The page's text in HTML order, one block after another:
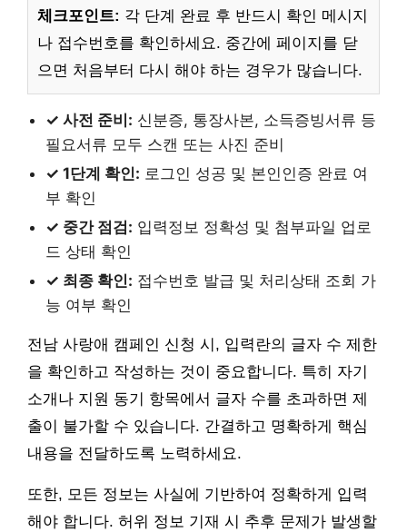
체크포인트: 각 단계 완료 후 반드시 확인 메시지
나 접수번호를 확인하세요. 중간에 페이지를 닫
으면 처음부터 다시 해야 하는 경우가 많습니다.
✓ 사전 준비: 신분증, 통장사본, 소득증빙서류 등
필요서류 모두 스캔 또는 사진 준비
✓ 1단계 확인: 로그인 성공 및 본인인증 완료 여
부 확인
✓ 중간 점검: 입력정보 정확성 및 첨부파일 업로
드 상태 확인
✓ 최종 확인: 접수번호 발급 및 처리상태 조회 가
능 여부 확인
전남 사랑애 캠페인 신청 시, 입력란의 글자 수 제한
을 확인하고 작성하는 것이 중요합니다. 특히 자기
소개나 지원 동기 항목에서 글자 수를 초과하면 제
출이 불가할 수 있습니다. 간결하고 명확하게 핵심
내용을 전달하도록 노력하세요.
또한, 모든 정보는 사실에 기반하여 정확하게 입력
해야 합니다. 허위 정보 기재 시 추후 문제가 발생할